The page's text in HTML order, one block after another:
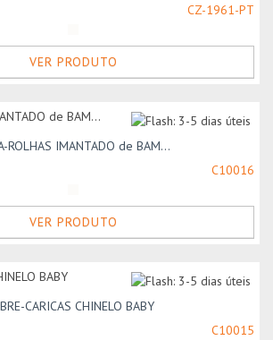
CZ-1961-PT
VER PRODUTO
ROLHAS IMANTADO de BAM...
C10016
VER PRODUTO
CARICAS CHINELO BABY
C10015